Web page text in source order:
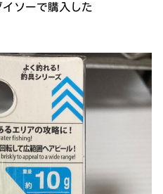
ソーで購入した